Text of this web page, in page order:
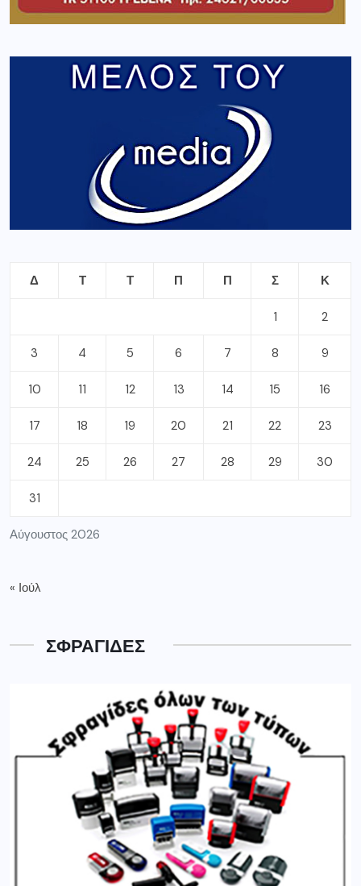
Αύγουστος 2026
Δ Τ Τ Π Π Σ Κ
1 2
3 4 5 6 7 8 9
10 11 12 13 14 15 16
17 18 19 20 21 22 23
24 25 26 27 28 29 30
31
« Ιούλ
ΣΦΡΑΓΙΔΕΣ